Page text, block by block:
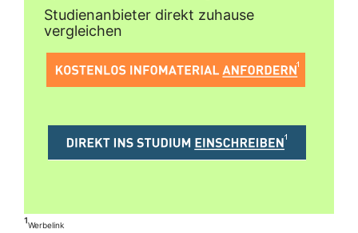
Studienanbieter direkt zuhause
vergleichen
¹Werbelink